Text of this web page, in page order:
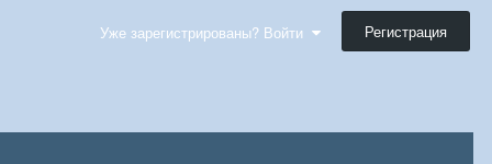
Уже зарегистрированы? Войти Регистрация